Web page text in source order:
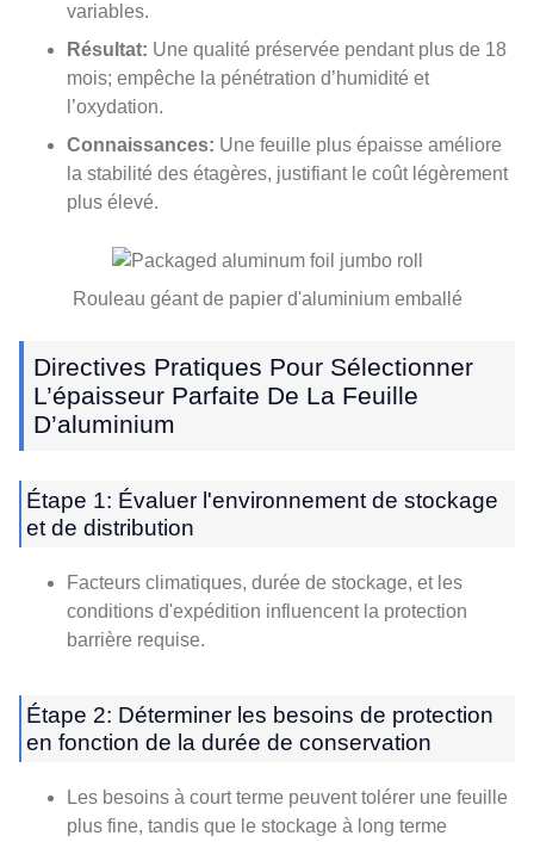
variables.
Résultat: Une qualité préservée pendant plus de 18
mois; empêche la pénétration d’humidité et
l’oxydation.
Connaissances: Une feuille plus épaisse améliore
la stabilité des étagères, justifiant le coût légèrement
plus élevé.
Rouleau géant de papier d'aluminium emballé
Directives Pratiques Pour Sélectionner
L’épaisseur Parfaite De La Feuille
D’aluminium
Étape 1: Évaluer l'environnement de stockage
et de distribution
Facteurs climatiques, durée de stockage, et les
conditions d'expédition influencent la protection
barrière requise.
Étape 2: Déterminer les besoins de protection
en fonction de la durée de conservation
Les besoins à court terme peuvent tolérer une feuille
plus fine, tandis que le stockage à long terme